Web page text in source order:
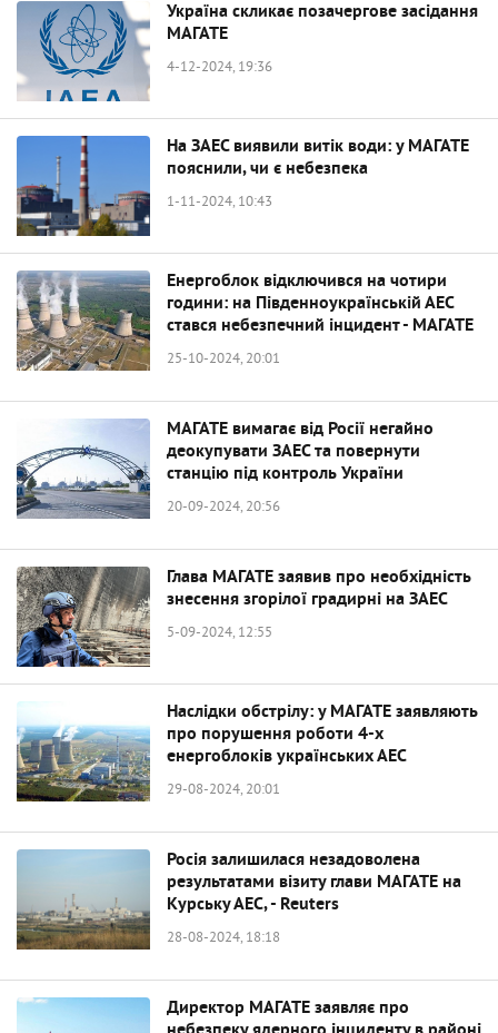
Україна скликає позачергове засідання
МАГАТЕ
4-12-2024, 19:36
На ЗАЕС виявили витік води: у МАГАТЕ
пояснили, чи є небезпека
1-11-2024, 10:43
Енергоблок відключився на чотири
години: на Південноукраїнській АЕС
стався небезпечний інцидент - МАГАТЕ
25-10-2024, 20:01
МАГАТЕ вимагає від Росії негайно
деокупувати ЗАЕС та повернути
станцію під контроль України
20-09-2024, 20:56
Глава МАГАТЕ заявив про необхідність
знесення згорілої градирні на ЗАЕС
5-09-2024, 12:55
Наслідки обстрілу: у МАГАТЕ заявляють
про порушення роботи 4-х
енергоблоків українських АЕС
29-08-2024, 20:01
Росія залишилася незадоволена
результатами візиту глави МАГАТЕ на
Курську АЕС, - Reuters
28-08-2024, 18:18
Директор МАГАТЕ заявляє про